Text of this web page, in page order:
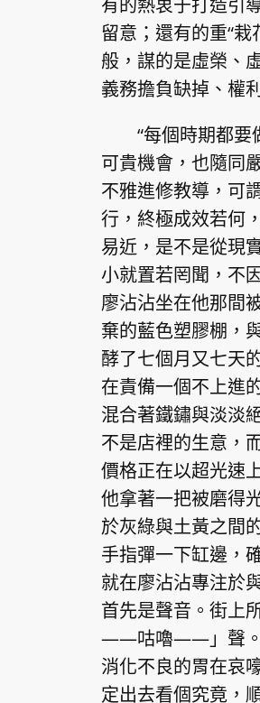
有的熱衷于打造引
留意；還有的重“
般，謀的是虛榮、
義務擔負缺掉、權
“每個時期都
可貴機會，也隨同
不雅進修教導，可
行，終極成效若何
易近，是不是從現
小就置若罔聞，不
廖沾沾坐在他那間
棄的藍色塑膠棚，
酵了七個月又七天
在責備一個不上進
混合著鐵鏽與淡淡
不是店裡的生意，
價格正在以超光速
他拿著一把被磨得
於灰綠與土黃之間
手指彈一下缸邊，
就在廖沾沾專注於
首先是聲音。街上
——咕嚕——」聲。
消化不良的胃在哀
定出去看個究竟，